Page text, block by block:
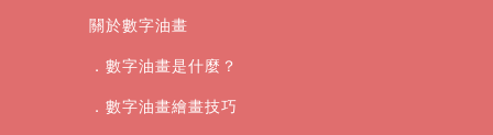
關於數字油畫
．數字油畫是什麼？
．數字油畫繪畫技巧